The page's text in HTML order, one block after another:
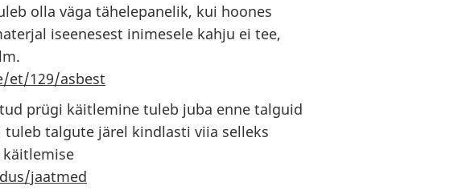
olla väga tähelepanelik, kui hoones
iseenesest inimesele kahju ei tee,
et/129/asbest
prügi käitlemine tuleb juba enne talguid
talgute järel kindlasti viia selleks
jaatmed